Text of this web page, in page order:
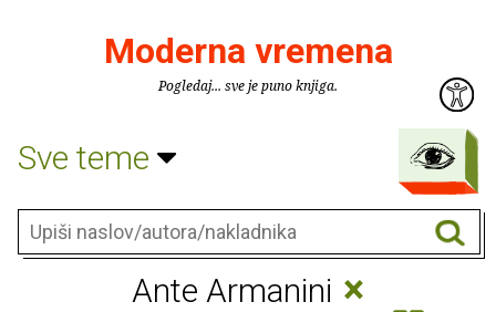
Moderna vremena
Pogledaj... sve je puno knjiga.
Sve teme
Ante Armanini ×